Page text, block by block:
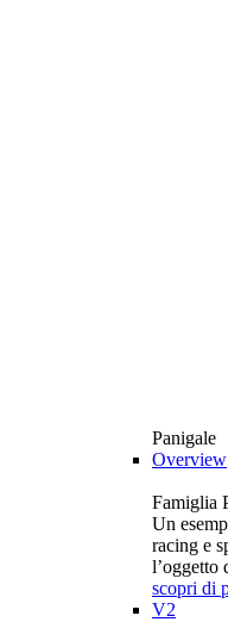
Panigale
Overview
Famiglia
Un
racing e
l’oggetto
scopri di
V2